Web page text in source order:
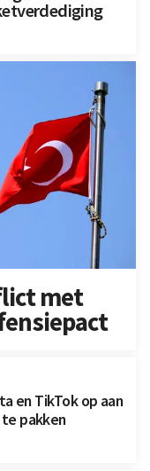
met
en TikTok op aan
pakken